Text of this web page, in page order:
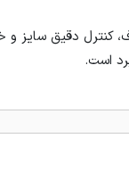
کنترل دقیق سایز
است.